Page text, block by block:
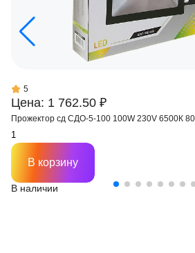
Цена: 1 762.50 ₽
5
Прожектор сд СДО-5-100 100W 230V 6500К
В наличии
В корзину